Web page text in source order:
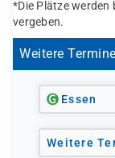
Mögliche
*Die Plätze werden
vergeben.
Weitere Termine
Essen
Weitere